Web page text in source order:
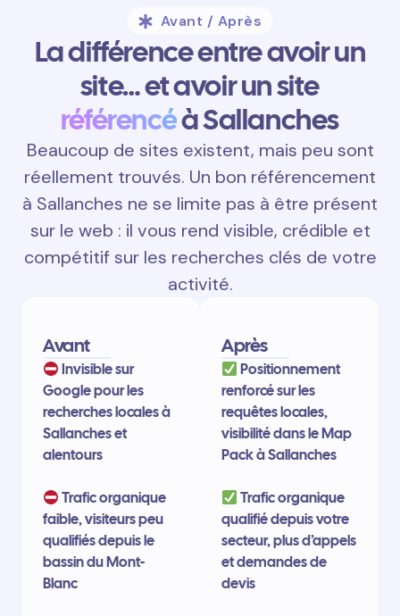
Avant / Après
La différence entre avoir un
site… et avoir un site
référencéà Sallanches
Beaucoup de sites existent, mais peu sont
réellement trouvés. Un bon référencement
à Sallanches ne se limite pas à être présent
sur le web : il vous rend visible, crédible et
compétitif sur les recherches clés de votre
activité.
Avant
Invisible sur
Google pour les
recherches locales à
Sallanches et
alentours
Trafic organique
faible, visiteurs peu
qualifiés depuis le
bassin du Mont-
Blanc
Après
Positionnement
renforcé sur les
requêtes locales,
visibilité dans le Map
Pack à Sallanches
Trafic organique
qualifié depuis votre
secteur, plus d’appels
et demandes de
devis